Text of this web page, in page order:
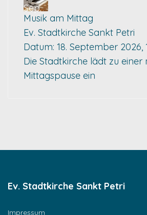
Sep.
Musik am Mittag
Ev. Stadtkirche Sankt Petri
Datum: 18. September 2026,
Die Stadtkirche lädt zu einer
Mittagspause ein
Ev. Stadtkirche Sankt Petri
Impressum